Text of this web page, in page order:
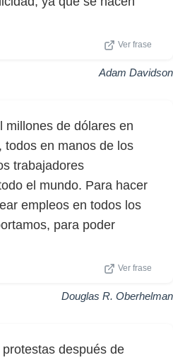
Ver frase
Adam Davidson
millones de dólares en
todos en manos de los
trabajadores
el mundo. Para hacer
empleos en todos los
para poder
Ver frase
Douglas R. Oberhelman
después de